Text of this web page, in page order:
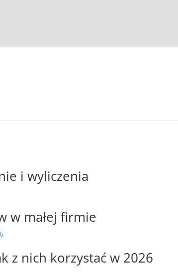
i wyliczenia
w małej firmie
z nich korzystać w 2026